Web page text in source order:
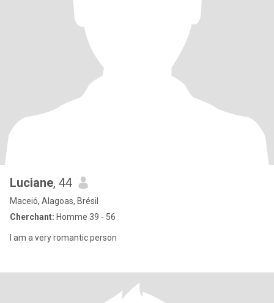
Luciane, 44
Maceió, Alagoas, Brésil
Cherchant: Homme 39 - 56
I am a very romantic person